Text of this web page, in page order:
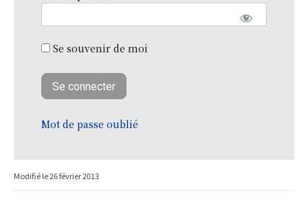
Se souvenir de moi
Mot de passe oublié
Modifié le26 février 2013